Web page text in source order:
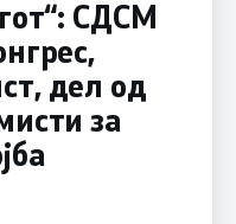
СДСМ
дел од
за